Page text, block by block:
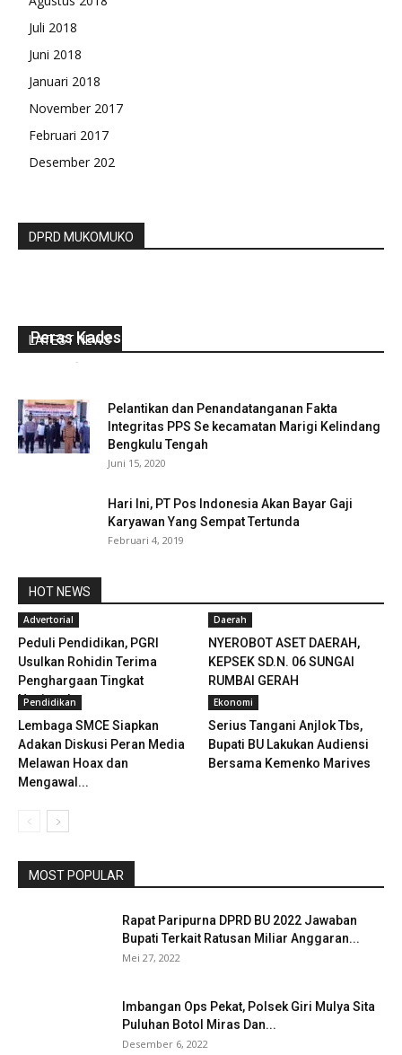
Juli 2018
Juni 2018
Januari 2018
November 2017
Februari 2017
Desember 202
DPRD MUKOMUKO
LATEST NEWS
Peras Kades 25 Juta Bawa Nama Kajati
-
Pelantikan dan Penandatanganan Fakta
Integritas PPS Se kecamatan Marigi Kelindang
Bengkulu Tengah
Juni 15, 2020
Hari Ini, PT Pos Indonesia Akan Bayar Gaji
Karyawan Yang Sempat Tertunda
Februari 4, 2019
HOT NEWS
Advertorial
Peduli Pendidikan, PGRI
Usulkan Rohidin Terima
Penghargaan Tingkat
Nasional
Daerah
NYEROBOT ASET DAERAH,
KEPSEK SD.N. 06 SUNGAI
RUMBAI GERAH
Pendidikan
Lembaga SMCE Siapkan
Adakan Diskusi Peran Media
Melawan Hoax dan
Mengawal...
Ekonomi
Serius Tangani Anjlok Tbs,
Bupati BU Lakukan Audiensi
Bersama Kemenko Marives
MOST POPULAR
Rapat Paripurna DPRD BU 2022 Jawaban
Bupati Terkait Ratusan Miliar Anggaran...
Mei 27, 2022
Imbangan Ops Pekat, Polsek Giri Mulya Sita
Puluhan Botol Miras Dan...
Desember 6, 2022